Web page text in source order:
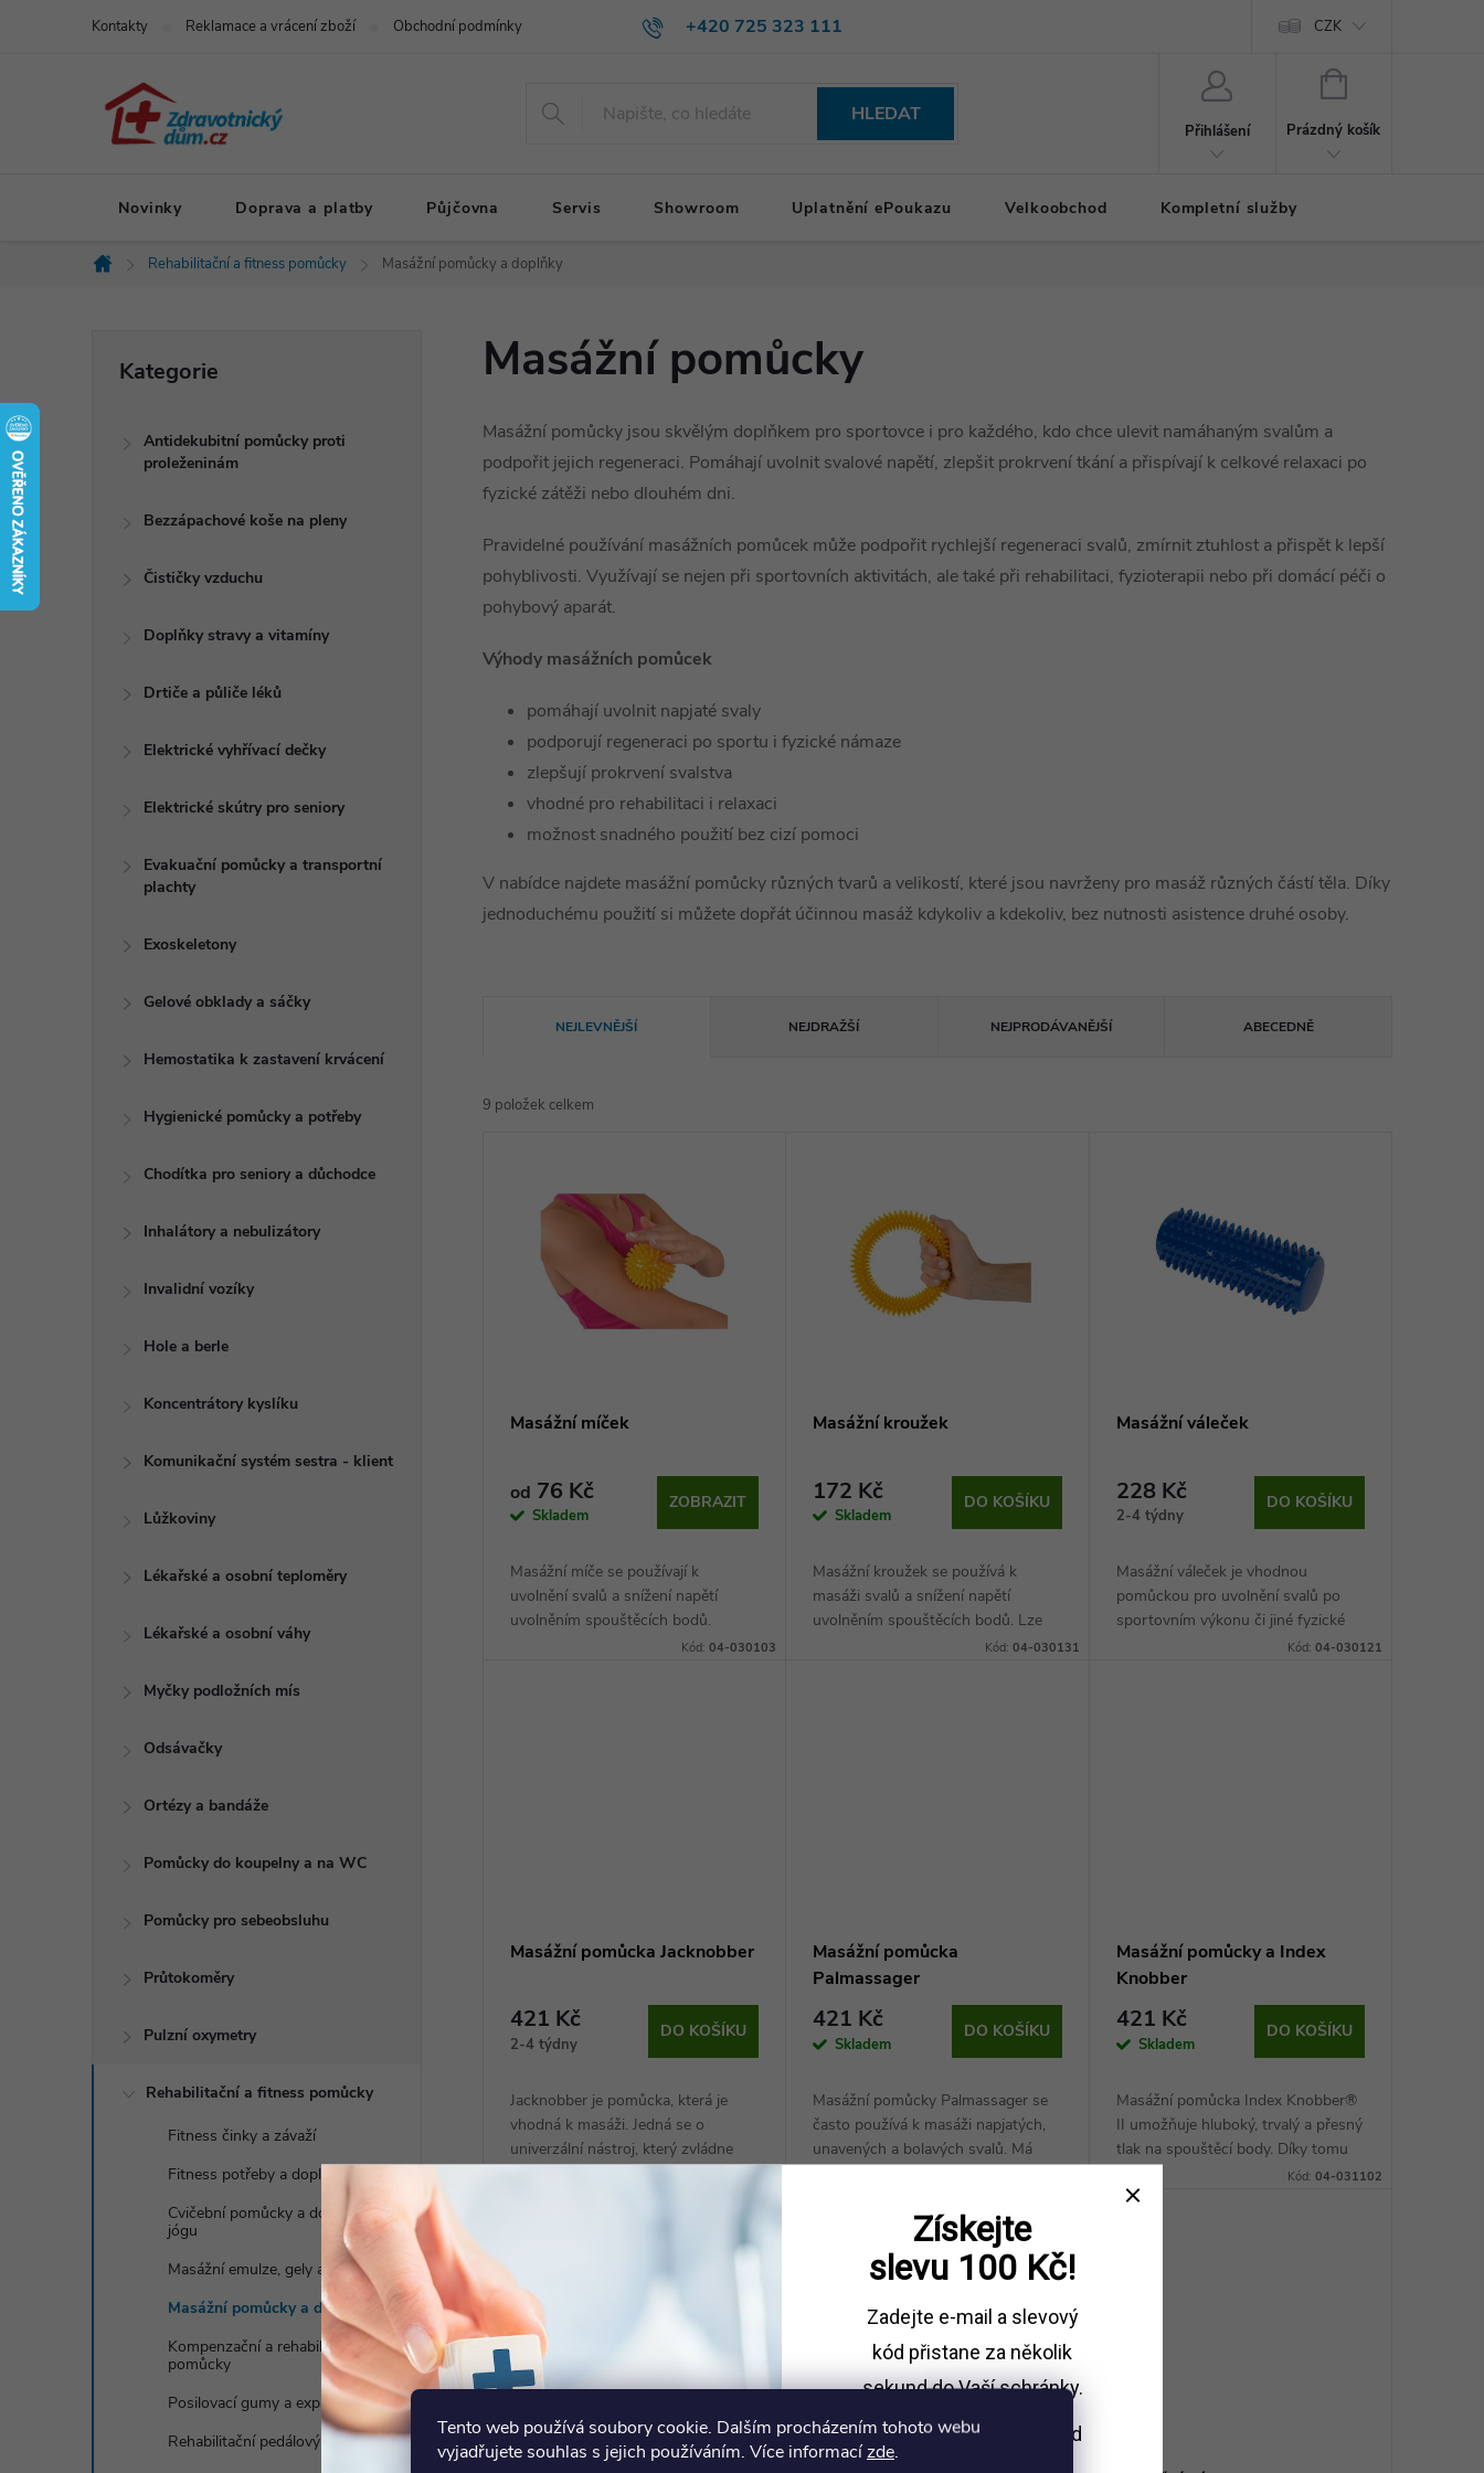
Tento web používá soubory cookie. Dalším procházením tohoto webu
vyjadřujete souhlas s jejich používáním. Více informacízde.
+420 725 323 111
Kontakty Reklamace a vrácení zboží Obchodní podmínky CZK
HLEDAT
Přihlášení
NÁKUPNÍ
Prázdný košík
Novinky Doprava a platby Půjčovna Servis Showroom Uplatnění ePoukazu Velkoobchod Kompletní služby
Domů
Rehabilitační a fitness pomůcky Masážní pomůcky a doplňky
kategorie
Kategorie
Antidekubitní pomůcky proti
proleženinám
Bezzápachové koše na pleny
Čističky vzduchu
Doplňky stravy a vitamíny
Drtiče a půliče léků
Elektrické vyhřívací dečky
Elektrické skútry pro seniory
Evakuační pomůcky a transportní
plachty
Exoskeletony
Gelové obklady a sáčky
Hemostatika k zastavení krvácení
Hygienické pomůcky a potřeby
Chodítka pro seniory a důchodce
Inhalátory a nebulizátory
Invalidní vozíky
Hole a berle
Koncentrátory kyslíku
Komunikační systém sestra - klient
Lůžkoviny
Lékařské a osobní teploměry
Lékařské a osobní váhy
Myčky podložních mís
Odsávačky
Ortézy a bandáže
Pomůcky do koupelny a na WC
Pomůcky pro sebeobsluhu
Průtokoměry
Pulzní oxymetry
Rehabilitační a fitness pomůcky
Fitness činky a závaží
Fitness potřeby a doplňky
Cvičební pomůcky a doplňky na
jógu
Masážní emulze, gely a oleje
Masážní pomůcky a doplňky
Kompenzační a rehabilitační
pomůcky
Posilovací gumy a expandery
Rehabilitační pedálový trenažér
Masážní pomůcky
Masážní pomůcky jsou skvělým doplňkem pro sportovce i pro každého, kdo chce ulevit namáhaným svalům a
podpořit jejich regeneraci. Pomáhají uvolnit svalové napětí, zlepšit prokrvení tkání a přispívají k celkové relaxaci po
fyzické zátěži nebo dlouhém dni.
Pravidelné používání masážních pomůcek může podpořit rychlejší regeneraci svalů, zmírnit ztuhlost a přispět k lepší
pohyblivosti. Využívají se nejen při sportovních aktivitách, ale také při rehabilitaci, fyzioterapii nebo při domácí péči o
pohybový aparát.
Výhody masážních pomůcek
pomáhají uvolnit napjaté svaly
podporují regeneraci po sportu i fyzické námaze
zlepšují prokrvení svalstva
vhodné pro rehabilitaci i relaxaci
možnost snadného použití bez cizí pomoci
V nabídce najdete masážní pomůcky různých tvarů a velikostí, které jsou navrženy pro masáž různých částí těla. Díky
jednoduchému použití si můžete dopřát účinnou masáž kdykoliv a kdekoliv, bez nutnosti asistence druhé osoby.
z
NEJLEVNĚJŠÍ NEJDRAŽŠÍ NEJPRODÁVANĚJŠÍ ABECEDNĚ
9 položek celkem
Masážní míček
od 76 Kč
Skladem
ZOBRAZIT
Masážní míče se používají k
uvolnění svalů a snížení napětí
uvolněním spouštěcích bodů.
Vybrat si můžete hned z několika
Kód:04-030103
Masážní kroužek
172 Kč
Skladem
DO KOŠÍKU
Masážní kroužek se používá k
masáži svalů a snížení napětí
uvolněním spouštěcích bodů. Lze
Kód: 04-030131
Masážní váleček
228 Kč
2-4 týdny
DO KOŠÍKU
Masážní váleček je vhodnou
pomůckou pro uvolnění svalů po
sportovním výkonu či jiné fyzické
námaze. Díky speciální povrchové
Kód: 04-030121
Masážní pomůcka Jacknobber
421 Kč
2-4 týdny
DO KOŠÍKU
Jacknobber je pomůcka, která je
vhodná k masáži. Jedná se o
univerzální nástroj, který zvládne
masírovat různé části lidského těla.
Masážní pomůcka
Palmassager
421 Kč
Skladem
DO KOŠÍKU
Masážní pomůcky Palmassager se
často používá k masáži napjatých,
unavených a bolavých svalů. Má
Masážní pomůcky a Index
Knobber
421 Kč
Skladem
DO KOŠÍKU
Masážní pomůcka Index Knobber®
II umožňuje hluboký, trvalý a přesný
tlak na spouštěcí body. Díky tomu
snadněji uvolňuje a prokrvuje
požadované svaly. Velkou výhodou
Kód: 04-031102
Získejte
slevu 100 Kč!
Zadejte e-mail a slevový
kód přistane za několik
sekund do Vaší schránky.
Sleva platí při nákupu
nad